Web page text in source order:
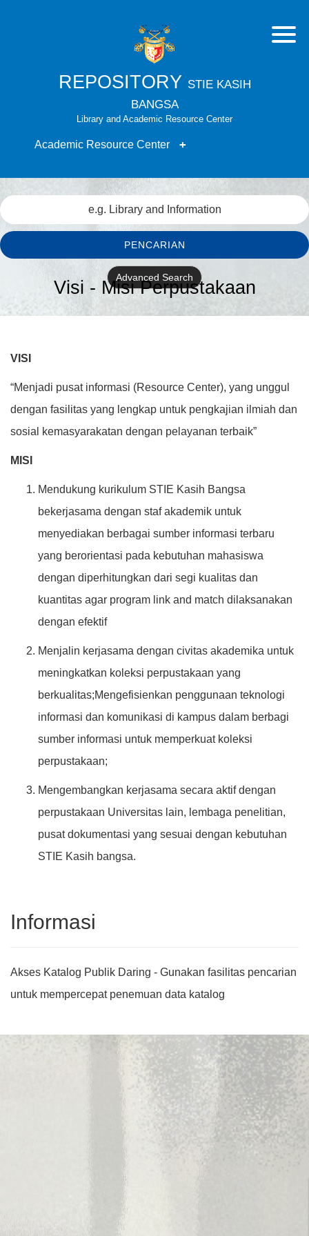
REPOSITORY STIE KASIH
BANGSA
Library and Academic Resource Center
Academic Resource Center
Visi - Misi Perpustakaan
PENCARIAN
Advanced Search
VISI
“Menjadi pusat informasi (Resource Center), yang unggul
dengan fasilitas yang lengkap untuk pengkajian ilmiah dan
sosial kemasyarakatan dengan pelayanan terbaik”
MISI
Mendukung kurikulum STIE Kasih Bangsa
bekerjasama dengan staf akademik untuk
menyediakan berbagai sumber informasi terbaru
yang berorientasi pada kebutuhan mahasiswa
dengan diperhitungkan dari segi kualitas dan
kuantitas agar program link and match dilaksanakan
dengan efektif
Menjalin kerjasama dengan civitas akademika untuk
meningkatkan koleksi perpustakaan yang
berkualitas;Mengefisienkan penggunaan teknologi
informasi dan komunikasi di kampus dalam berbagi
sumber informasi untuk memperkuat koleksi
perpustakaan;
Mengembangkan kerjasama secara aktif dengan
perpustakaan Universitas lain, lembaga penelitian,
pusat dokumentasi yang sesuai dengan kebutuhan
STIE Kasih bangsa.
Informasi
Akses Katalog Publik Daring - Gunakan fasilitas pencarian
untuk mempercepat penemuan data katalog